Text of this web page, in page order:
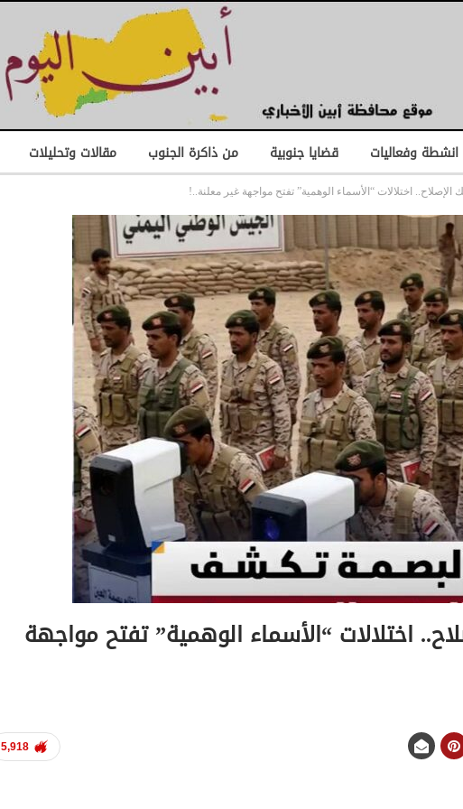
انشطة وفعاليات قضايا جنوبية من ذاكرة الجنوب مقالات وتحليلات
الإصلاح.. اختلالات “الأسماء الوهمية” تفتح مواجهة غير معلنة..!
اختلالات “الأسماء الوهمية” تفتح مواجهة
5,918